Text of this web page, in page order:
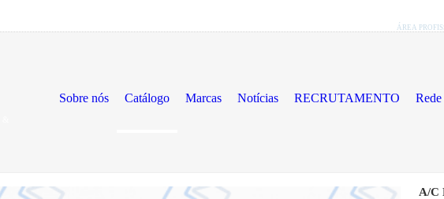
ÁREA
Sobre nós Catálogo Marcas Notícias RECRUTAMENTO
A/C